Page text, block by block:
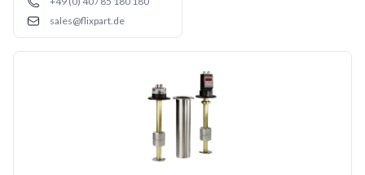
Phone number
Emailsales@flixpart.de